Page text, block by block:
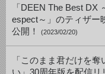
「DEEN The Best DX
espect～」のティザー
公開！
(2023/02/20)
「このまま君だけを奪